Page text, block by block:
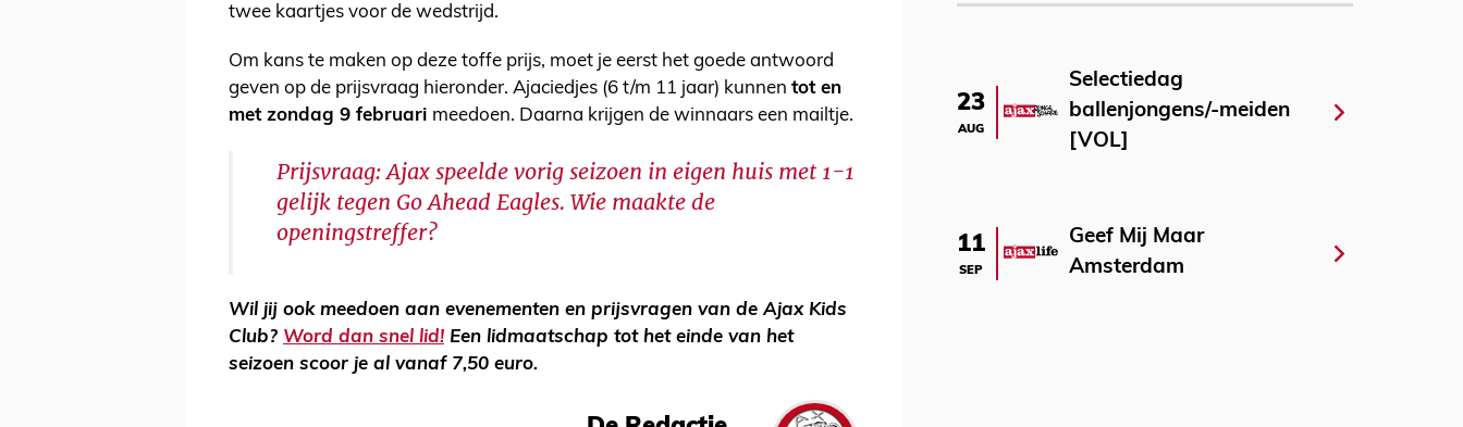
twee kaartjes voor de wedstrijd.
Om kans te maken op deze toffe prijs, moet je eerst het goede antwoord
geven op de prijsvraag hieronder. Ajaciedjes (6 t/m 11 jaar) kunnen tot en
met zondag 9 februari meedoen. Daarna krijgen de winnaars een mailtje.
Prijsvraag: Ajax speelde vorig seizoen in eigen huis met 1-1
gelijk tegen Go Ahead Eagles. Wie maakte de
openingstreffer?
Wil jij ook meedoen aan evenementen en prijsvragen van de Ajax Kids
Club? Word dan snel lid! Een lidmaatschap tot het einde van het
seizoen scoor je al vanaf 7,50 euro.
23
AUG
Selectiedag
ballenjongens/-meiden
[VOL]
11
SEP
Geef Mij Maar
Amsterdam